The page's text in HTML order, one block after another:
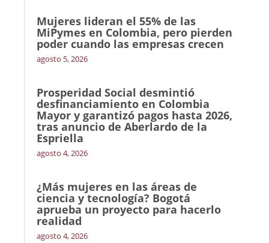
Mujeres lideran el 55% de las
MiPymes en Colombia, pero pierden
poder cuando las empresas crecen
agosto 5, 2026
Prosperidad Social desmintió
desfinanciamiento en Colombia
Mayor y garantizó pagos hasta 2026,
tras anuncio de Aberlardo de la
Espriella
agosto 4, 2026
¿Más mujeres en las áreas de
ciencia y tecnología? Bogotá
aprueba un proyecto para hacerlo
realidad
agosto 4, 2026